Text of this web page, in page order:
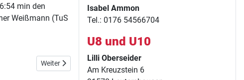
min den
Weißmann (TuS
Nächster Beitrag: 7. Dezember 2025 - Nikolauslauf in Ochsenfurt
Weiter
Isabel Ammon
Tel.: 0176 54566704
U8 und U10
Lilli Oberseider
Am Kreuzstein 6